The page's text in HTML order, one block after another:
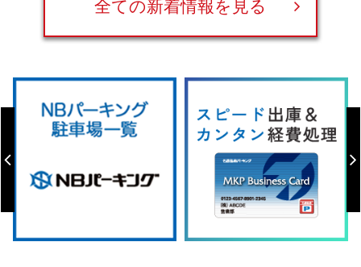
全ての新着情報を見る